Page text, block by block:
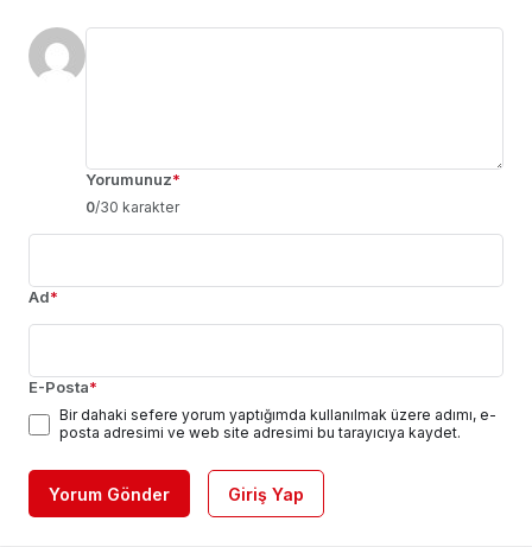
Yorumunuz*
0/30 karakter
Ad*
E-Posta*
Bir dahaki sefere yorum yaptığımda kullanılmak üzere adımı, e-
posta adresimi ve web site adresimi bu tarayıcıya kaydet.
Yorum Gönder Giriş Yap